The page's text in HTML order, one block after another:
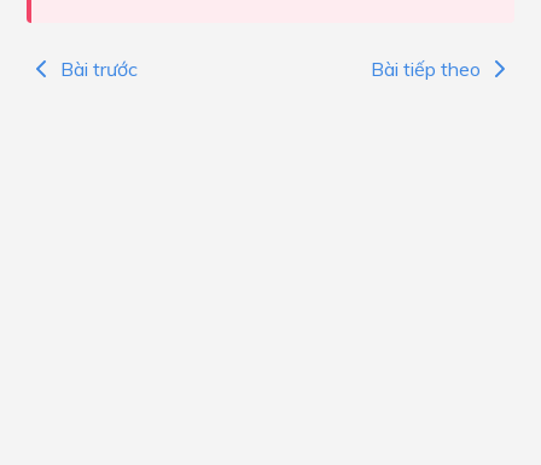
Bài trước Bài tiếp theo